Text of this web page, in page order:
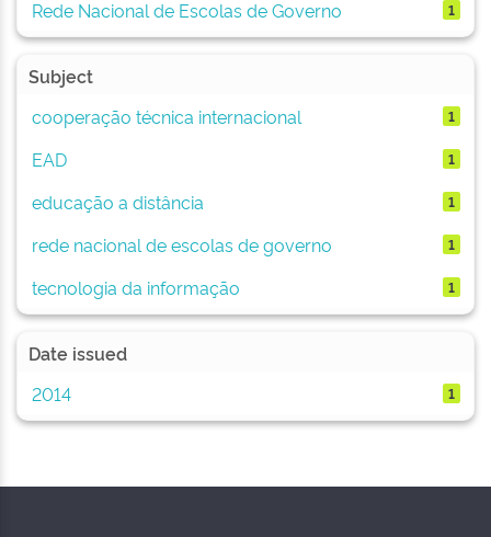
Rede Nacional de Escolas de Governo
1
Subject
cooperação técnica internacional
1
EAD 1
educação a distância 1
rede nacional de escolas de governo 1
tecnologia da informação 1
Date issued
2014
1